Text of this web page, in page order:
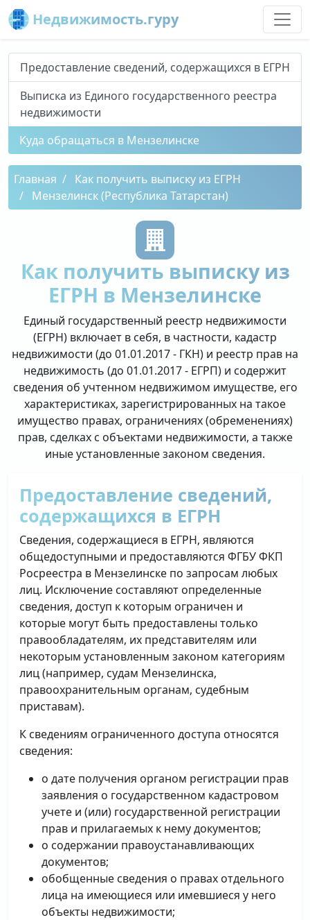
Недвижимость.гуру
Предоставление сведений, содержащихся в ЕГРН
Выписка из Единого государственного реестра
недвижимости
Куда обращаться в Мензелинске
Главная
Как получить выписку из ЕГРН
Мензелинск (Республика Татарстан)
Как получить выписку из
ЕГРН в Мензелинске
Единый государственный реестр недвижимости
(ЕГРН) включает в себя, в частности, кадастр
недвижимости (до 01.01.2017 - ГКН) и реестр прав на
недвижимость (до 01.01.2017 - ЕГРП) и содержит
сведения об учтенном недвижимом имуществе, его
характеристиках, зарегистрированных на такое
имущество правах, ограничениях (обременениях)
прав, сделках с объектами недвижимости, а также
иные установленные законом сведения.
Предоставление сведений,
содержащихся в ЕГРН
Сведения, содержащиеся в ЕГРН, являются
общедоступными и предоставляются ФГБУ ФКП
Росреестра в Мензелинске по запросам любых
лиц. Исключение составляют определенные
сведения, доступ к которым ограничен и
которые могут быть предоставлены только
правообладателям, их представителям или
некоторым установленным законом категориям
лиц (например, судам Мензелинска,
правоохранительным органам, судебным
приставам).
К сведениям ограниченного доступа относятся
сведения:
о дате получения органом регистрации прав
заявления о государственном кадастровом
учете и (или) государственной регистрации
прав и прилагаемых к нему документов;
о содержании правоустанавливающих
документов;
обобщенные сведения о правах отдельного
лица на имеющиеся или имевшиеся у него
объекты недвижимости;